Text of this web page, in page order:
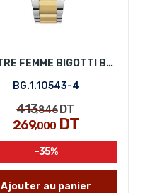
MONTRE FEMME BIGOTTI BG.1.10543-4
BG.1.10543-4
413,846DT
269,000 DT
-35%
Ajouter au panier